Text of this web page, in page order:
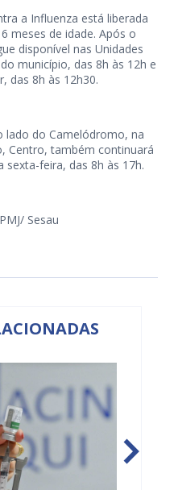
a Influenza está liberada
meses de idade. Após o
disponível nas Unidades
município, das 8h às 12h e
das 8h às 12h30.
lado do Camelódromo, na
Centro, também continuará
sexta-feira, das 8h às 17h.
Sesau